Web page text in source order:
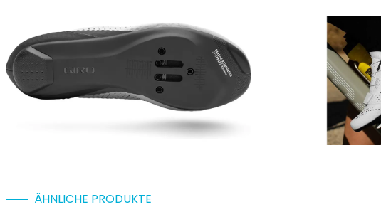
ÄHNLICHE PRODUKTE